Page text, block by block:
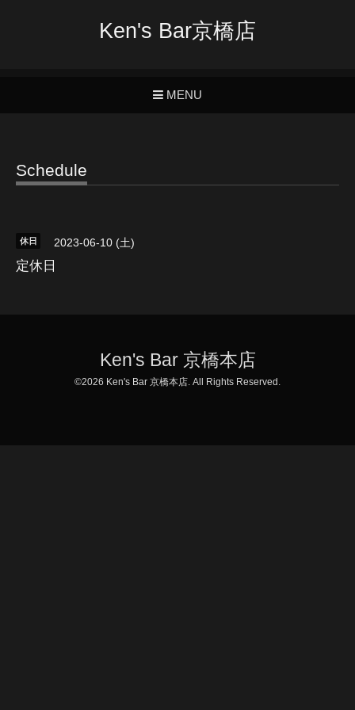
Ken's Bar京橋店
MENU
Schedule
休日 2023-06-10 (土)
定休日
Ken's Bar 京橋本店
©2026 Ken's Bar 京橋本店 . All Rights Reserved.